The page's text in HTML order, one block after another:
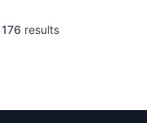
results